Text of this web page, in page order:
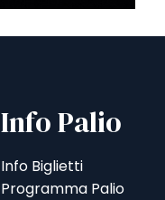
Info Palio
Info Biglietti
Programma Palio